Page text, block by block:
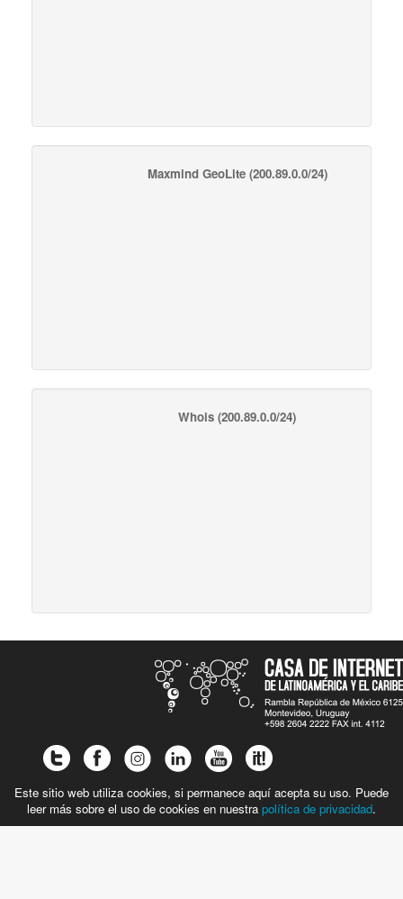
Maxmind GeoLite(200.89.0.0/24)
Whois (200.89.0.0/24)
Este sitio web utiliza cookies, si permanece aquí acepta su uso. Puede
leer más sobre el uso de cookies en nuestra política de privacidad.